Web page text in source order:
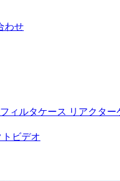
わせ
ィルタケース リアクター
トビデオ